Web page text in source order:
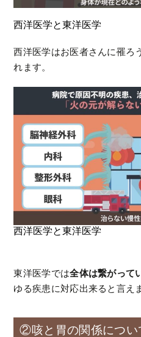
西洋医学と東洋医学
西洋医学はお医者さんに罹ろ
れます。
西洋医学と東洋医学
東洋医学では全体は繋がって
ゆる疾患に対応出来ると言え
②咳と胃の関係につい